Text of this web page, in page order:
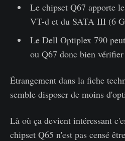
Le chipset Q67 apporte
VT-d et du SATA III (6
Le Dell Optiplex 790
ou Q67 donc bien
Étrangement dans la fiche
semble disposer de moins
Là où ça devient intéressant
chipset Q65 n'est pas censé